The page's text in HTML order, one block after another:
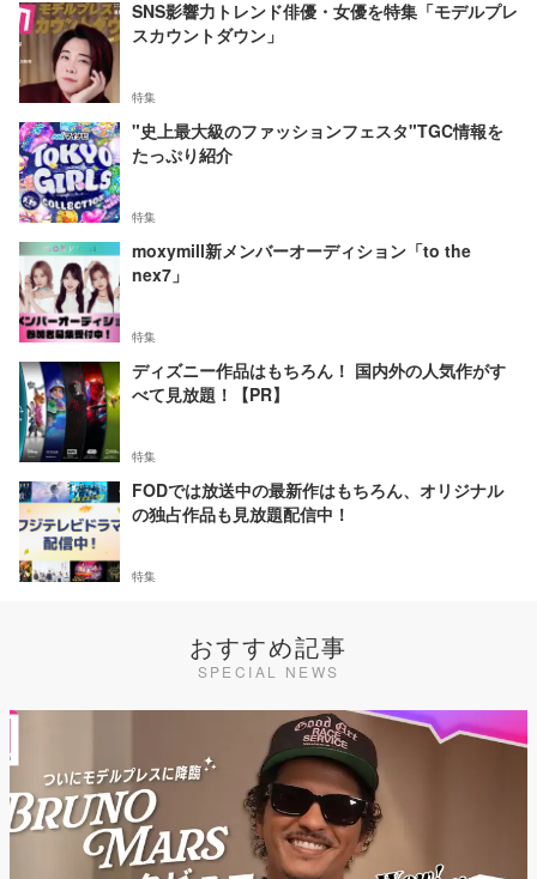
SNS影響力トレンド俳優・女優を特集「モデルプレ
スカウントダウン」
特集
"史上最大級のファッションフェスタ"TGC情報を
たっぷり紹介
特集
moxymill新メンバーオーディション「to the
nex7」
特集
ディズニー作品はもちろん！ 国内外の人気作がす
べて見放題！【PR】
特集
FODでは放送中の最新作はもちろん、オリジナル
の独占作品も見放題配信中！
特集
おすすめ記事
SPECIAL NEWS